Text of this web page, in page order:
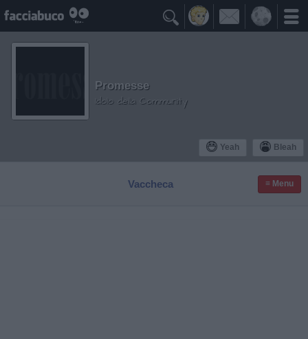

Yeah Bleah
Promesse
Idolo della Community
Vaccheca ≡ Menu